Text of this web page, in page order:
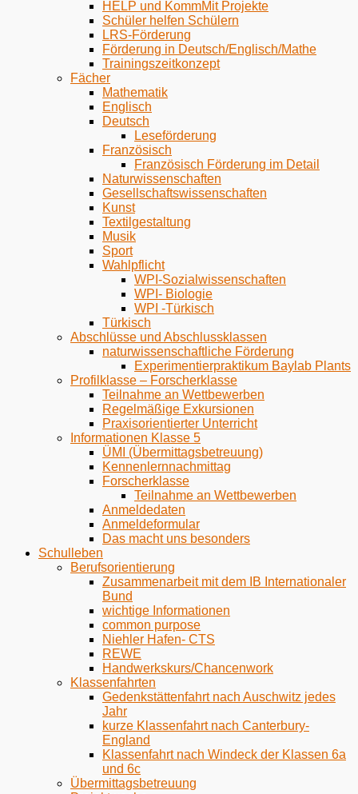
HELP und KommMit Projekte
Schüler helfen Schülern
LRS-Förderung
Förderung in Deutsch/Englisch/Mathe
Trainingszeitkonzept
Fächer
Mathematik
Englisch
Deutsch
Leseförderung
Französisch
Französisch Förderung im Detail
Naturwissenschaften
Gesellschaftswissenschaften
Kunst
Textilgestaltung
Musik
Sport
Wahlpflicht
WPI-Sozialwissenschaften
WPI- Biologie
WPI -Türkisch
Türkisch
Abschlüsse und Abschlussklassen
naturwissenschaftliche Förderung
Experimentierpraktikum Baylab Plants
Profilklasse – Forscherklasse
Teilnahme an Wettbewerben
Regelmäßige Exkursionen
Praxisorientierter Unterricht
Informationen Klasse 5
ÜMI (Übermittagsbetreuung)
Kennenlernnachmittag
Forscherklasse
Teilnahme an Wettbewerben
Anmeldedaten
Anmeldeformular
Das macht uns besonders
Schulleben
Berufsorientierung
Zusammenarbeit mit dem IB Internationaler
Bund
wichtige Informationen
common purpose
Niehler Hafen- CTS
REWE
Handwerkskurs/Chancenwork
Klassenfahrten
Gedenkstättenfahrt nach Auschwitz jedes
Jahr
kurze Klassenfahrt nach Canterbury-
England
Klassenfahrt nach Windeck der Klassen 6a
und 6c
Übermittagsbetreuung